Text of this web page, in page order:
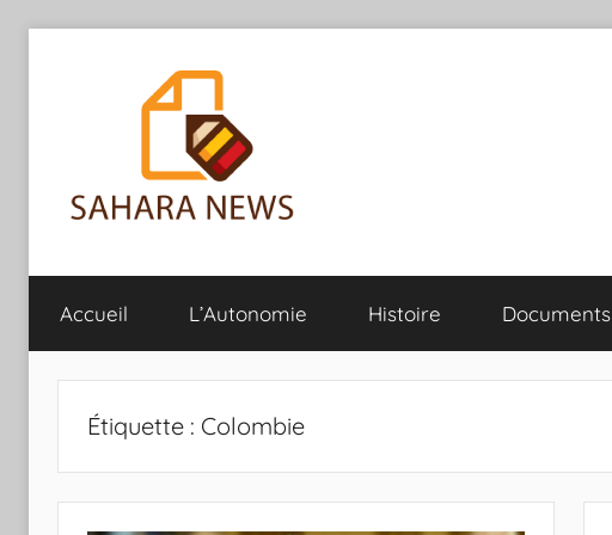
Sahara
News
l'info
sur
Accueil L’Autonomie Histoire Documents
Étiquette : Colombie